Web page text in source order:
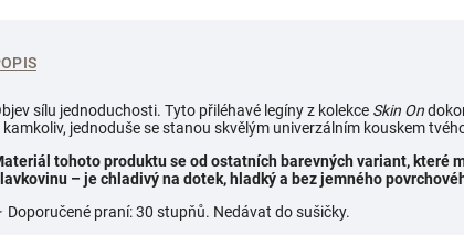
sílu jednoduchosti. Tyto přiléhavé legíny z kolekce Skin On
kamkoliv, jednoduše se stanou skvělým univerzálním kouskem
tohoto produktu se od ostatních barevných variant, které
– je chladivý na dotek, hladký a bez jemného
Doporučené praní: 30 stupňů. Nedávat do sušičky.